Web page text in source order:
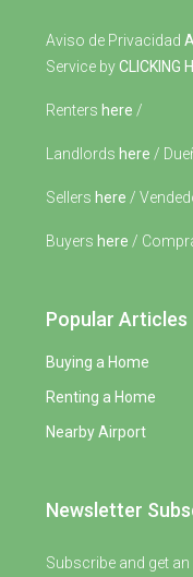
Aviso de Privacidad
Service byCLICKING
Renters here /
Landlords here /
Sellers here /
Buyers here /
Popular Articles
Buying a Home
Renting a Home
Nearby Airport
Newsletter
Subscribe and get